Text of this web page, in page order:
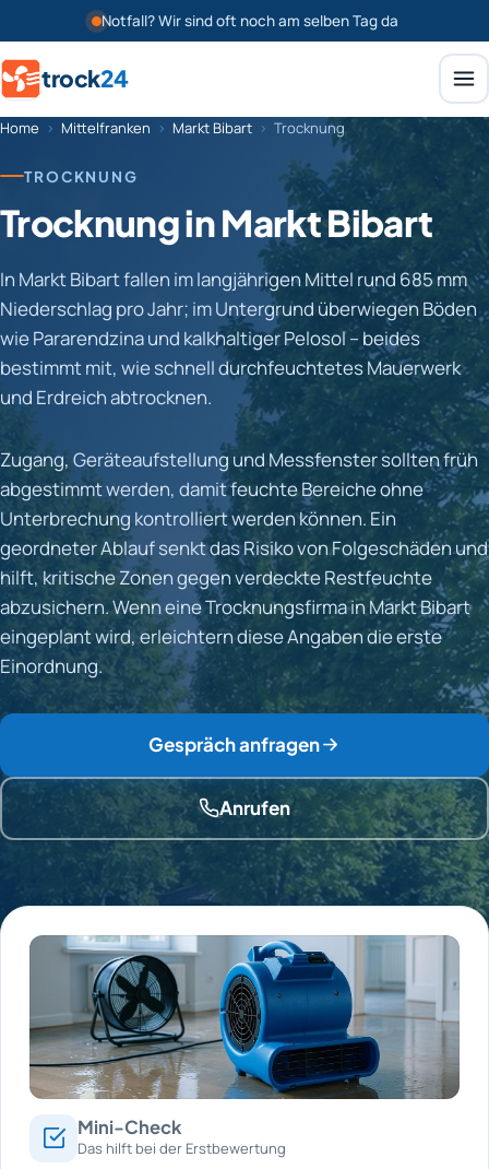
Notfall? Wir sind oft noch am selben Tag da
trock24
Home › Mittelfranken › Markt Bibart › Trocknung
TROCKNUNG
Trocknung in Markt Bibart
In Markt Bibart fallen im langjährigen Mittel rund 685 mm
Niederschlag pro Jahr; im Untergrund überwiegen Böden
wie Pararendzina und kalkhaltiger Pelosol – beides
bestimmt mit, wie schnell durchfeuchtetes Mauerwerk
und Erdreich abtrocknen.
Zugang, Geräteaufstellung und Messfenster sollten früh
abgestimmt werden, damit feuchte Bereiche ohne
Unterbrechung kontrolliert werden können. Ein
geordneter Ablauf senkt das Risiko von Folgeschäden und
hilft, kritische Zonen gegen verdeckte Restfeuchte
abzusichern. Wenn eine Trocknungsfirma in Markt Bibart
eingeplant wird, erleichtern diese Angaben die erste
Einordnung.
Gespräch anfragen
Anrufen
Mini-Check
Das hilft bei der Erstbewertung